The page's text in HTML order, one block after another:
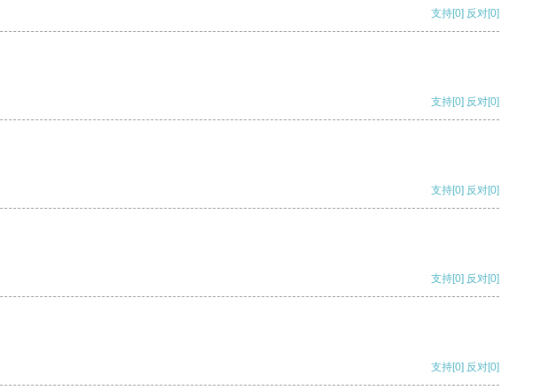
支持[0] 反对[0]
支持[0] 反对[0]
支持[0] 反对[0]
支持[0] 反对[0]
支持[0] 反对[0]